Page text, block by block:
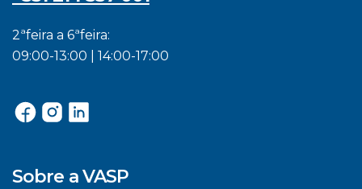
2ªfeira a 6ªfeira:
09:00-13:00 | 14:00-17:00
Sobre a VASP